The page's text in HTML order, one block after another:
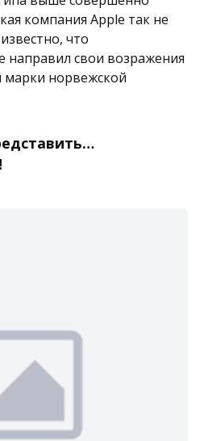
компания Apple так не
что
направил свои возражения
марки норвежской